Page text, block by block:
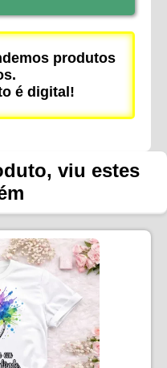
produtos
é digital!
viu estes